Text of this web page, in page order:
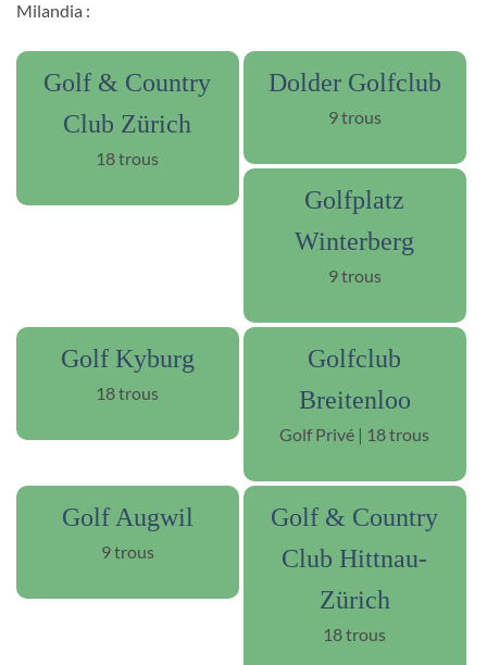
Milandia :
Golf & Country
Club Zürich
18 trous
Dolder Golfclub
9 trous
Golfplatz
Winterberg
9 trous
Golf Kyburg
18 trous
Golfclub
Breitenloo
Golf Privé | 18 trous
Golf Augwil
9 trous
Golf & Country
Club Hittnau-
Zürich
18 trous